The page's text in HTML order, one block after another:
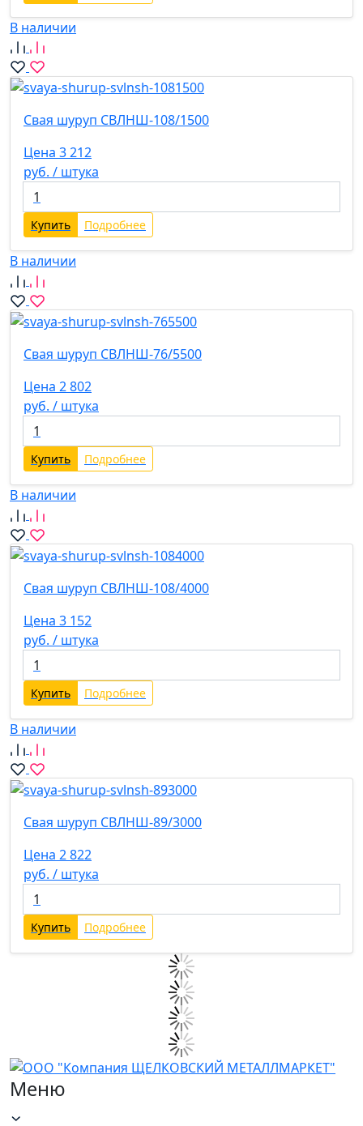
В наличии
Свая шуруп СВЛНШ-108/1500
Цена 3 212
руб. / штука
Купить Подробнее
В наличии
Свая шуруп СВЛНШ-76/5500
Цена 2 802
руб. / штука
Купить Подробнее
В наличии
Свая шуруп СВЛНШ-108/4000
Цена 3 152
руб. / штука
Купить Подробнее
В наличии
Свая шуруп СВЛНШ-89/3000
Цена 2 822
руб. / штука
Купить Подробнее
Меню